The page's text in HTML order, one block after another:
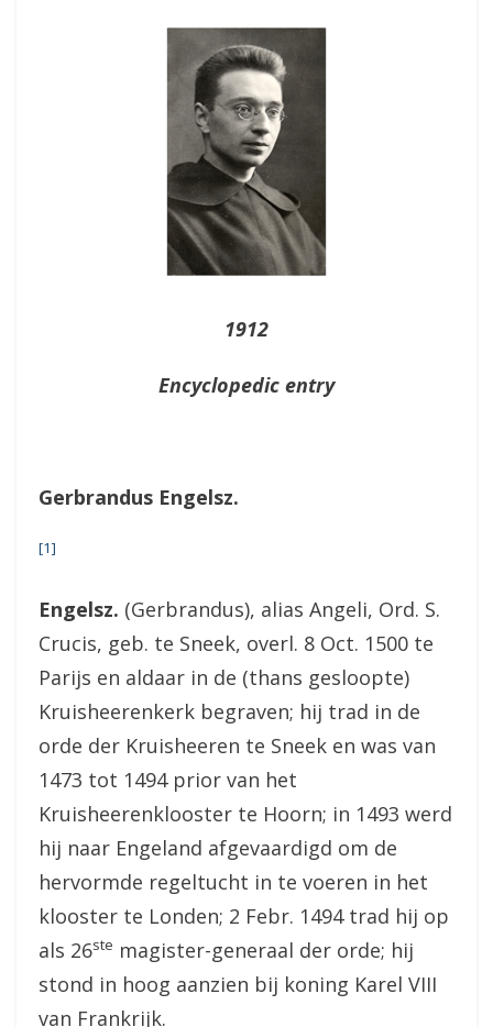
1912
Encyclopedic entry
Gerbrandus Engelsz.
[1]
Engelsz. (Gerbrandus), alias Angeli, Ord. S.
Crucis, geb. te Sneek, overl. 8 Oct. 1500 te
Parijs en aldaar in de (thans gesloopte)
Kruisheerenkerk begraven; hij trad in de
orde der Kruisheeren te Sneek en was van
1473 tot 1494 prior van het
Kruisheerenklooster te Hoorn; in 1493 werd
hij naar Engeland afgevaardigd om de
hervormde regeltucht in te voeren in het
klooster te Londen; 2 Febr. 1494 trad hij op
als 26ste magister-generaal der orde; hij
stond in hoog aanzien bij koning Karel VIII
van Frankrijk.